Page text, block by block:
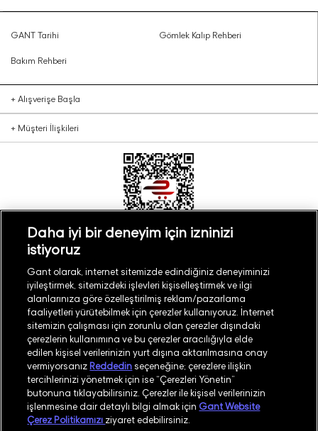
GANT Tarihi Gömlek Kalıp Rehberi
Bakım Rehberi
+ Alışverişe Başla
+ Müşteri İlişkileri
Türkiye Mağaza Bul
©2026GANT
İşlem Rehberi Site Haritası
Güvenlik Politikası Kullanım Koşulları
Daha iyi bir deneyim için izninizi
istiyoruz
Gant olarak, internet sitemizde edindiğiniz deneyiminizi
iyileştirmek, sitemizdeki işlevleri kişiselleştirmek ve ilgi
alanlarınıza göre özelleştirilmiş reklam/pazarlama
faaliyetleri yürütebilmek için çerezler kullanıyoruz. İnternet
sitemizin çalışması için zorunlu olan çerezler dışındaki
çerezlerin kullanımına ve bu çerezler aracılığıyla elde
edilen kişisel verilerinizin yurt dışına aktarılmasına onay
vermiyorsanız Reddedin seçeneğine; çerezlere ilişkin
tercihlerinizi yönetmek için ise “Çerezleri Yönetin”
butonuna tıklayabilirsiniz. Çerezler ile kişisel verilerinizin
işlenmesine dair detaylı bilgi almak için Gant Website
Çerez Politikamızı ziyaret edebilirsiniz.